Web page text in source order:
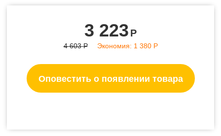
3 223 Р
4 603 Р Экономия: 1 380 Р
Оповестить о появлении товара